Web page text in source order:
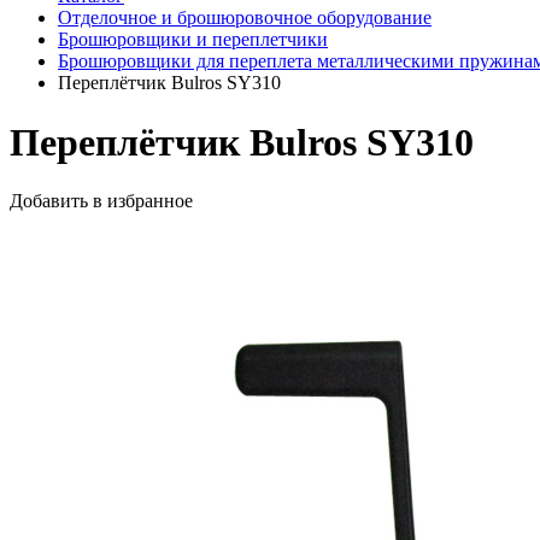
Отделочное и брошюровочное оборудование
Брошюровщики и переплетчики
Брошюровщики для переплета металлическими
Переплётчик Bulros SY310
Переплётчик Bulros SY310
Добавить в избранное